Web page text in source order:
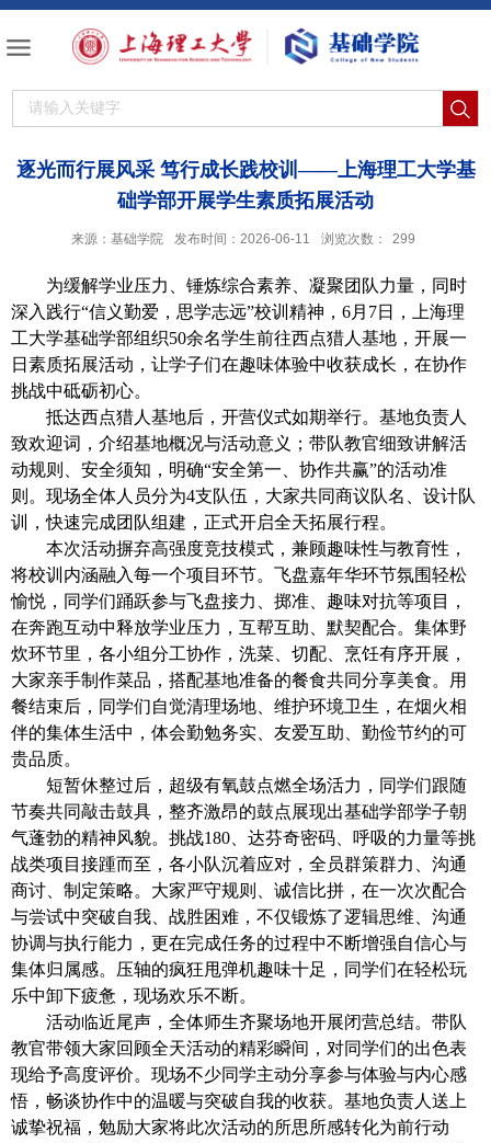
逐光而行展风采 笃行成长践校训——上海理工大学基
础学部开展学生素质拓展活动
来源：基础学院 发布时间：2026-06-11 浏览次数： 299
为缓解学业压力、锤炼综合素养、凝聚团队力量，同时
深入践行“信义勤爱，思学志远”校训精神， 6月7日，上海理
工大学基础学部组织50余名学生前往西点猎人基地，开展一
日素质拓展活动，让学子们在趣味体验中收获成长，在协作
挑战中砥砺初心。
抵达西点猎人基地后，开营仪式如期举行。基地负责人
致欢迎词，介绍基地概况与活动意义； 带队教官细致讲解活
动规则、安全须知，明确“安全第一、协作共赢”的活动准
则。现场全体人员分为4支队伍，大家共同商议队名、设计队
训，快速完成团队组建，正式开启全天拓展行程。
本次活动摒弃高强度竞技模式，兼顾趣味性与教育性，
将校训内涵融入每一个项目环节。飞盘嘉年华环节氛围轻松
愉悦，同学们踊跃参与飞盘接力、掷准、趣味对抗等项目，
在奔跑互动中释放学业压力，互帮互助、默契配合。 集体野
炊环节里，各小组分工协作，洗菜、切配、烹饪有序开展，
大家亲手制作菜品，搭配基地准备的餐食共同分享美食。用
餐结束后，同学们自觉清理场地、维护环境卫生，在烟火相
伴的集体生活中，体会勤勉务实、友爱互助、勤俭节约的可
贵品质。
短暂休整过后，超级有氧鼓点燃全场活力，同学们跟随
节奏共同敲击鼓具，整齐激昂的鼓点展现出基础学部学子朝
气蓬勃的精神风貌。挑战180、达芬奇密码、呼吸的力量等挑
战类项目接踵而至，各小队沉着应对，全员群策群力、沟通
商讨、制定策略。大家严守规则、诚信比拼，在一次次配合
与尝试中突破自我、战胜困难，不仅锻炼了逻辑思维、沟通
协调与执行能力，更在完成任务的过程中不断增强自信心与
集体归属感。压轴的疯狂甩弹机趣味十足，同学们在轻松玩
乐中卸下疲惫，现场欢乐不断。
活动临近尾声，全体师生齐聚场地开展闭营总结。 带队
教官带领大家回顾全天活动的精彩瞬间，对同学们的出色表
现给予高度评价。现场不少同学主动分享参与体验与内心感
悟，畅谈协作中的温暖与突破自我的收获。基地负责人送上
诚挚祝福，勉励大家将此次活动的所思所感转化为前行动